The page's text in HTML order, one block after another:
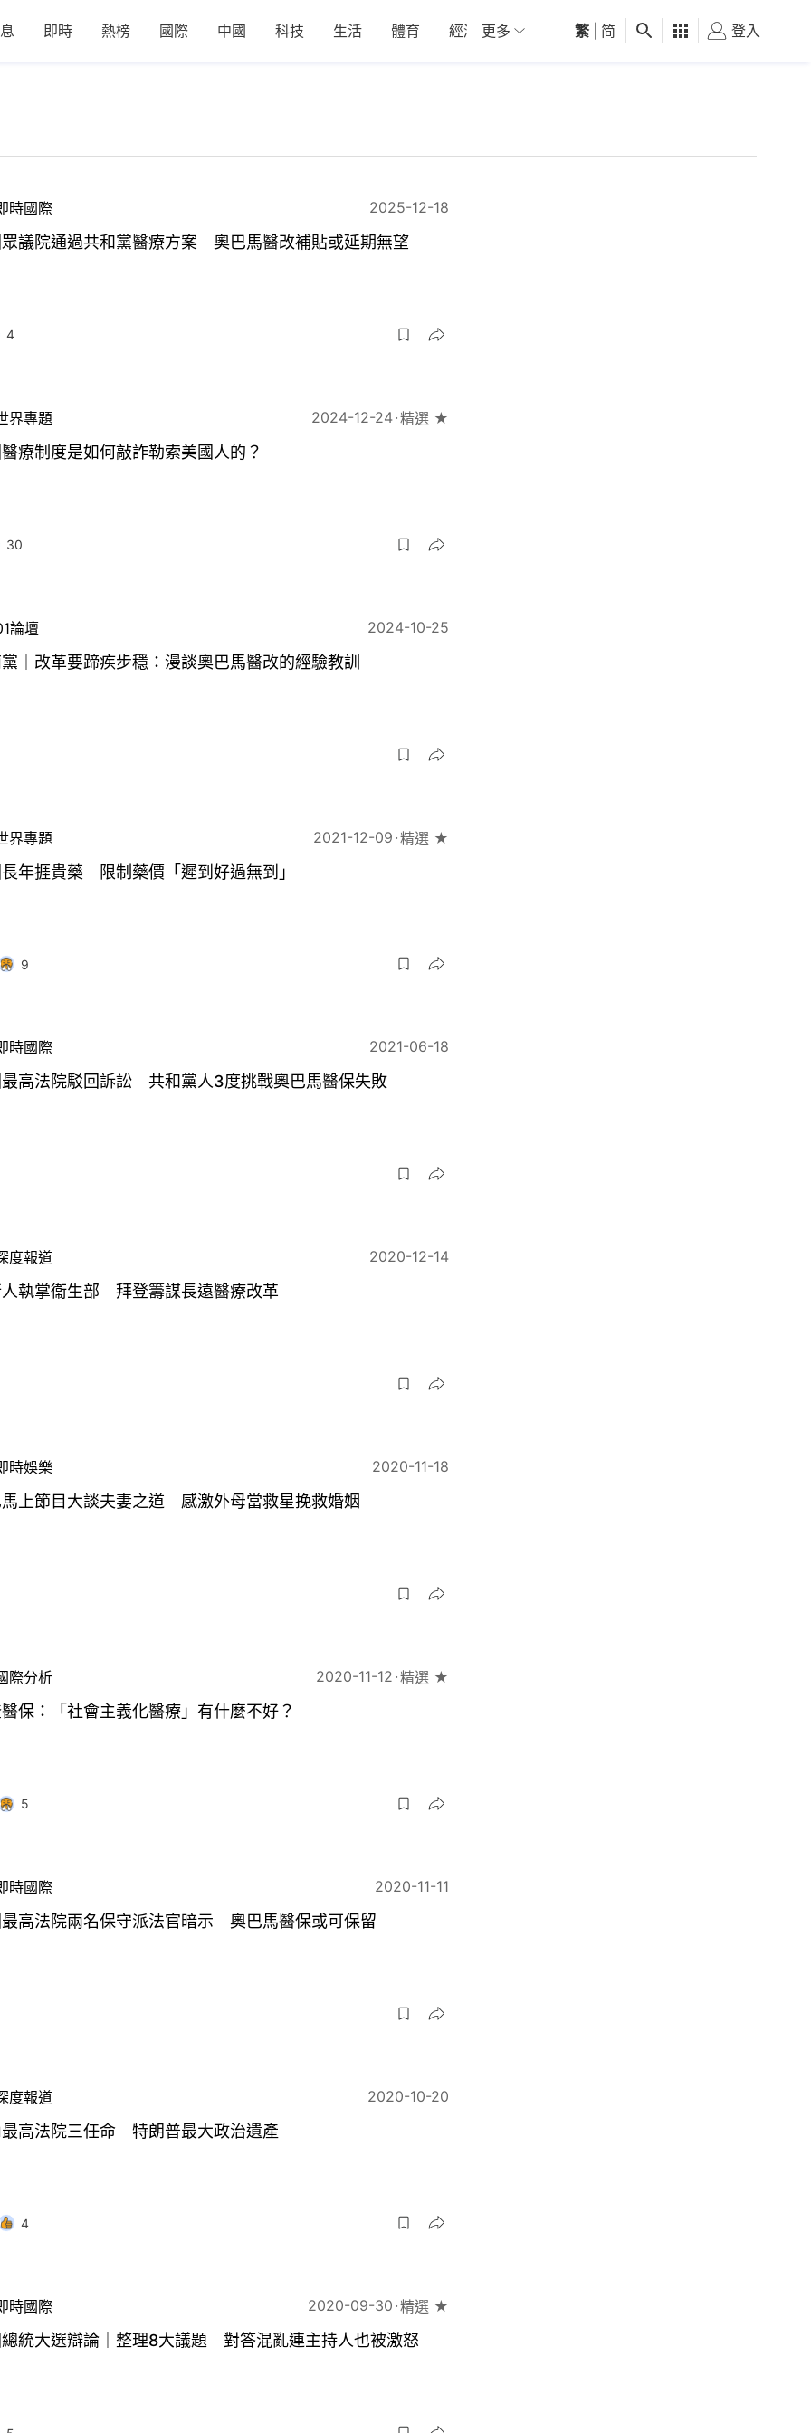
即時 熱榜 國際 中國 科技 生活 體育 經濟 01深圳 觀點 健康 好食玩飛
更多 繁 简 登入
時國際 2025-12-18
議院通過共和黨醫療方案 奧巴馬醫改補貼或延期無望
4
界專題 2024-12-24 精選 ★
療制度是如何敲詐勒索美國人的？
30
論壇 2024-10-25
｜改革要蹄疾步穩：漫談奧巴馬醫改的經驗教訓
界專題 2021-12-09 精選 ★
年捱貴藥 限制藥價「遲到好過無到」
9
時國際 2021-06-18
高法院駁回訴訟 共和黨人3度挑戰奧巴馬醫保失敗
度報道 2020-12-14
執掌衞生部 拜登籌謀長遠醫療改革
時娛樂 2020-11-18
上節目大談夫妻之道 感激外母當救星挽救婚姻
際分析 2020-11-12 精選 ★
保：「社會主義化醫療」有什麼不好？
5
時國際 2020-11-11
高法院兩名保守派法官暗示 奧巴馬醫保或可保留
度報道 2020-10-20
高法院三任命 特朗普最大政治遺產
4
時國際 2020-09-30 精選 ★
統大選辯論｜整理8大議題 對答混亂連主持人也被激怒